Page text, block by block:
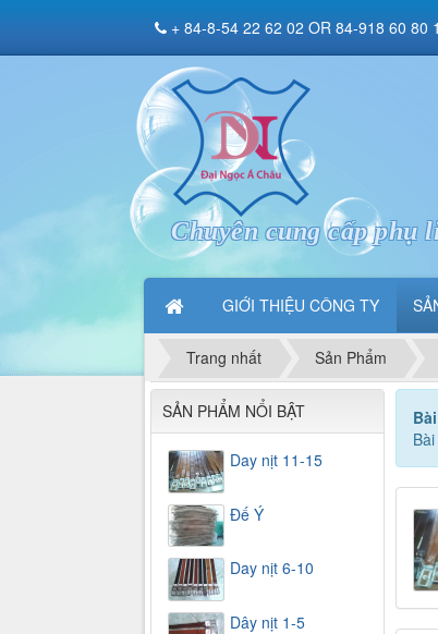
Chuyên cung cấp phụ
GIỚI THIỆU CÔNG TY
+ 84-8-54 22 62 02 OR 84-918 60 80
Trang nhất Sản Phẩm
SẢN PHẨM NỔI BẬT
Day nịt 11-15
Đế Ý
Day nịt 6-10
Dây nịt 1-5